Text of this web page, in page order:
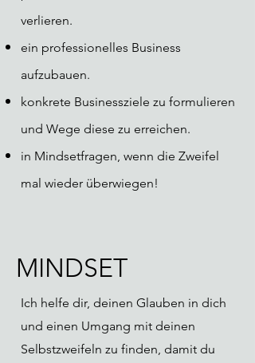
verlieren.
ein professionelles Business
aufzubauen.
konkrete Businessziele zu formulieren
und Wege diese zu erreichen.
in Mindsetfragen, wenn die Zweifel
mal wieder überwiegen!
MINDSET
Ich helfe dir, deinen Glauben in dich
und einen Umgang mit deinen
Selbstzweifeln zu finden, damit du